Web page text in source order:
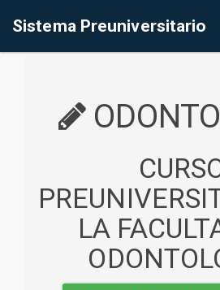
Sistema Preuniversitario
LA